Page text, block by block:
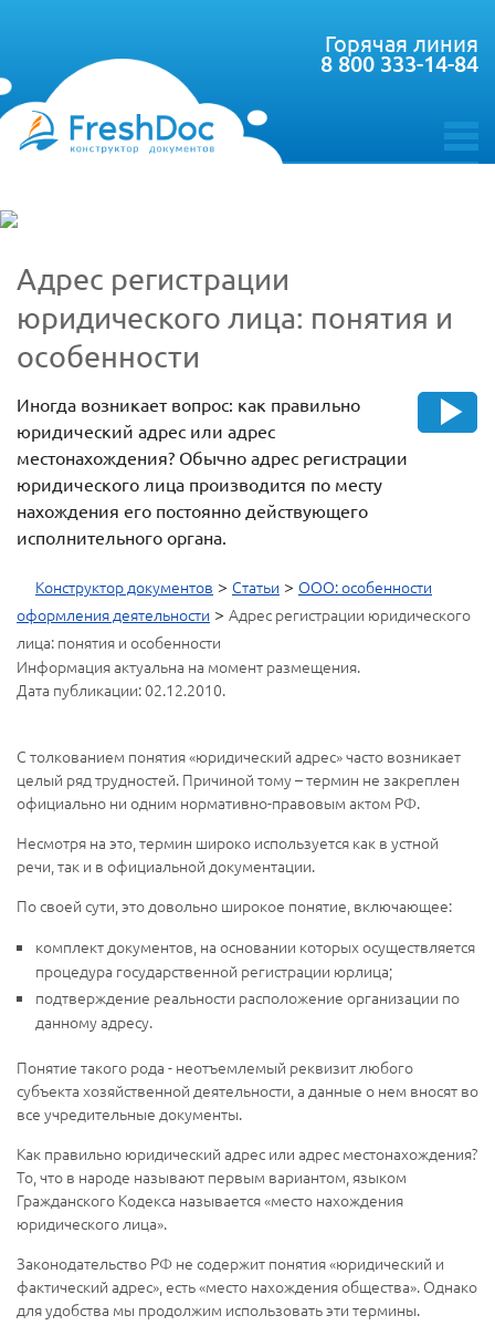
toggle
Горячая линия
8 800 333-14-84
Адрес регистрации
юридического лица: понятия и
особенности
Иногда возникает вопрос: как правильно
юридический адрес или адрес
местонахождения? Обычно адрес регистрации
юридического лица производится по месту
нахождения его постоянно действующего
исполнительного органа.
Конструктор документов > Статьи > ООО: особенности
оформления деятельности > Адрес регистрации юридического
лица: понятия и особенности
Информация актуальна на момент размещения.
Дата публикации: 02.12.2010.
С толкованием понятия «юридический адрес» часто возникает
целый ряд трудностей. Причиной тому – термин не закреплен
официально ни одним нормативно-правовым актом РФ.
Несмотря на это, термин широко используется как в устной
речи, так и в официальной документации.
По своей сути, это довольно широкое понятие, включающее:
комплект документов, на основании которых осуществляется
процедура государственной регистрации юрлица;
подтверждение реальности расположение организации по
данному адресу.
Понятие такого рода - неотъемлемый реквизит любого
субъекта хозяйственной деятельности, а данные о нем вносят во
все учредительные документы.
Как правильно юридический адрес или адрес местонахождения?
То, что в народе называют первым вариантом, языком
Гражданского Кодекса называется «место нахождения
юридического лица».
Законодательство РФ не содержит понятия «юридический и
фактический адрес», есть «место нахождения общества». Однако
для удобства мы продолжим использовать эти термины.